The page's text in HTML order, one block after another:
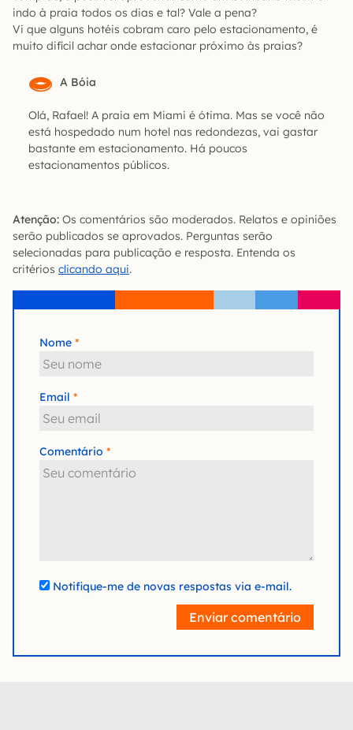
indo à praia todos os dias e tal? Vale a pena?
Vi que alguns hotéis cobram caro pelo estacionamento, é
muito difícil achar onde estacionar próximo às praias?
A Bóia
Olá, Rafael! A praia em Miami é ótima. Mas se você não
está hospedado num hotel nas redondezas, vai gastar
bastante em estacionamento. Há poucos
estacionamentos públicos.
Atenção: Os comentários são moderados. Relatos e opiniões
serão publicados se aprovados. Perguntas serão
selecionadas para publicação e resposta. Entenda os
critérios clicando aqui.
Nome
Email
Comentário
Notifique-me de novas respostas via e-mail.
Enviar comentário